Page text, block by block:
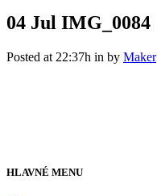
04 Jul IMG_0084
Posted at 22:37h in by Maker
HLAVNÉ MENU